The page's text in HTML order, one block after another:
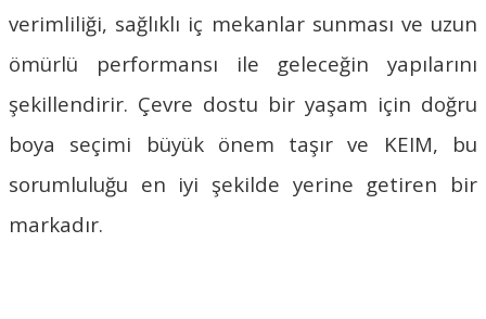
verimliliği, sağlıklı iç mekanlar sunması ve uzun
ömürlü performansı ile geleceğin yapılarını
şekillendirir. Çevre dostu bir yaşam için doğru
boya seçimi büyük önem taşır ve KEIM, bu
sorumluluğu en iyi şekilde yerine getiren bir
markadır.